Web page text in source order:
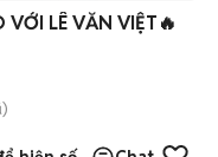
LÊ VĂN VIỆT🔥